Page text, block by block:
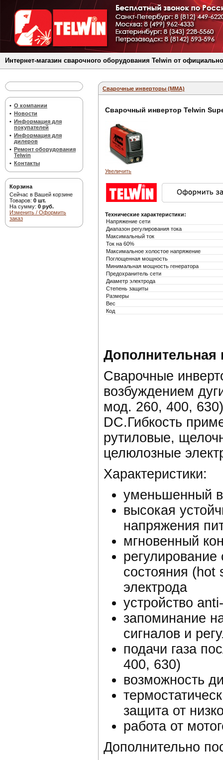
Интернет-магазин сварочного оборудования Telwin от
• О компании
• Новости
• Информация для
покупателей
• Информация для
дилеров
• Ремонт оборудования
Telwin
• Контакты
Корзина
Сейчас в Вашей корзине
Товаров: 0 шт.
На сумму: 0 руб.
Изменить / Оформить
заказ
Сварочные инверторы (MMA)
Сварочный инвертор Telwin
Увеличить
Технические характеристики:
Напряжение сети
Диапазон регулирования тока
Максимальный ток
Ток на 60%
Максимальное холостое напряжение
Поглощенная мощность
Минимальная мощность генератора
Предохранитель сети
Диаметр электрода
Степень защиты
Размеры
Вес
Код
Сварочные
возбуждением
мод. 260, 400,
DC.Гибкость
рутиловые,
целюлозные
Характеристики:
уменьшенный
высокая
напряжения
мгновенный
регулирование
состояния (hot
электрода
устройство
запоминание
сигналов и
подачи газа
400, 630)
возможность
защита от
работа от
Дополнительно